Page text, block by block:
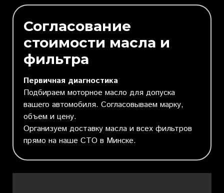
Согласование
стоимости масла и
фильтра
Первичная диагностика
Подбираем моторное масло для допуска
вашего автомобиля. Согласовываем марку,
объем и цену.
Организуем доставку масла и всех фильтров
прямо на наше СТО в Минске.